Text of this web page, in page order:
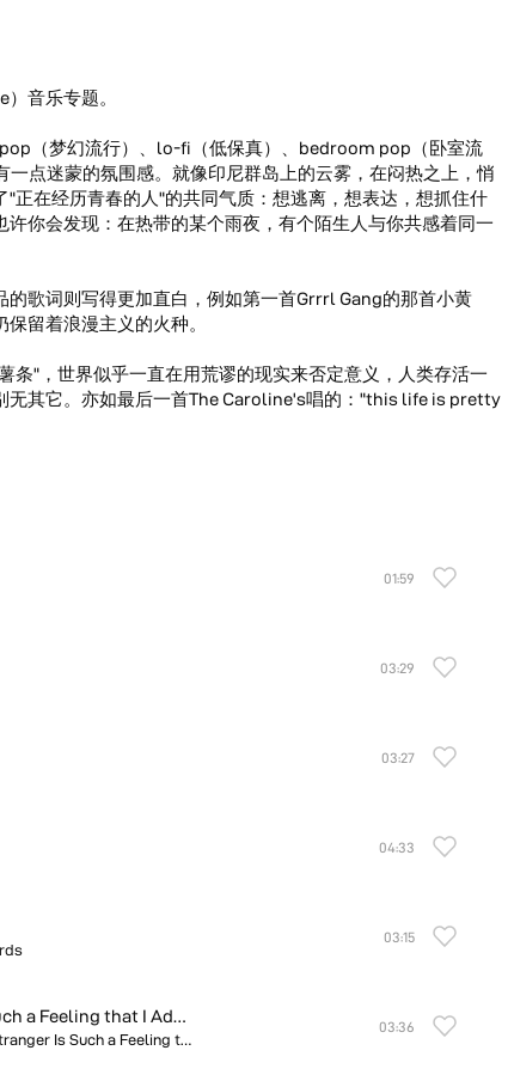
音乐专题。
（梦幻流行）、lo-fi（低保真）、bedroom pop（卧室流
点迷蒙的氛围感。就像印尼群岛上的云雾，在闷热之上，悄
正在经历青春的人"的共同气质：想逃离，想表达，想抓住什
你会发现：在热带的某个雨夜，有个陌生人与你共感着同一
歌词则写得更加直白，例如第一首Grrrl Gang的那首小黄
留着浪漫主义的火种。
条"，世界似乎一直在用荒谬的现实来否定意义，人类存活一
无其它。亦如最后一首The Caroline's唱的："this life is pretty
01:59
03:29
03:27
04:33
03:15
Broken Hearted for Stranger Is Such a Feeling that I Adore
03:36